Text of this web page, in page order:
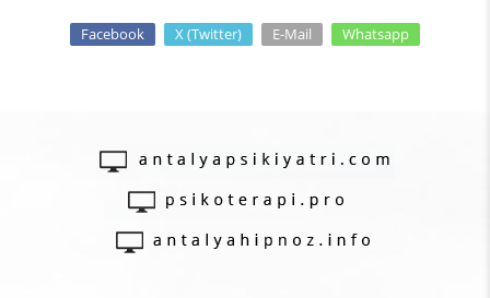
Facebook X (Twitter) E-Mail Whatsapp